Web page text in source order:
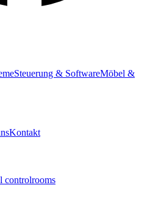
Steuerung & SoftwareMöbel &
Kontakt
controlrooms